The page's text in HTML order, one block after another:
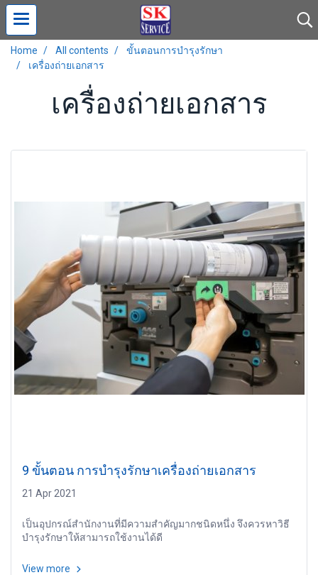
Home All contents
ขั้นตอนการบำรุงรักษา
เครื่องถ่ายเอกสาร
เครื่องถ่ายเอกสาร
9 ขั้นตอน การบำรุงรักษาเครื่องถ่ายเอกสาร
21 Apr 2021
เป็นอุปกรณ์สำนักงานที่มีความสำคัญมากชนิดหนึ่ง จึงควรหาวิธี
บำรุงรักษาให้สามารถใช้งานได้ดี
View more